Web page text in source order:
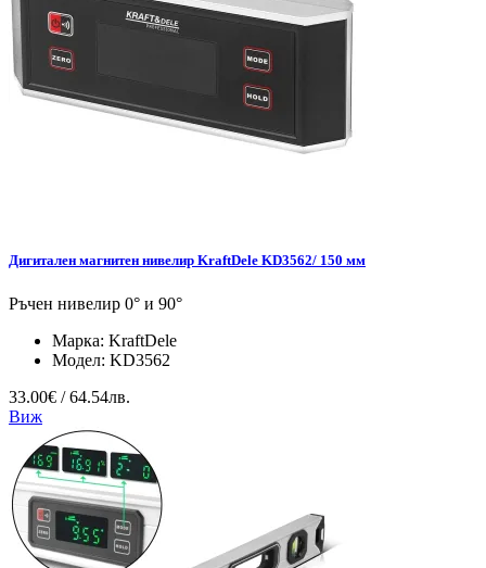
Дигитален магнитен нивелир KraftDele KD3562/ 150 мм
Ръчен нивелир 0° и 90°
Марка: KraftDele
Модел: KD3562
33.00€ / 64.54лв.
Виж